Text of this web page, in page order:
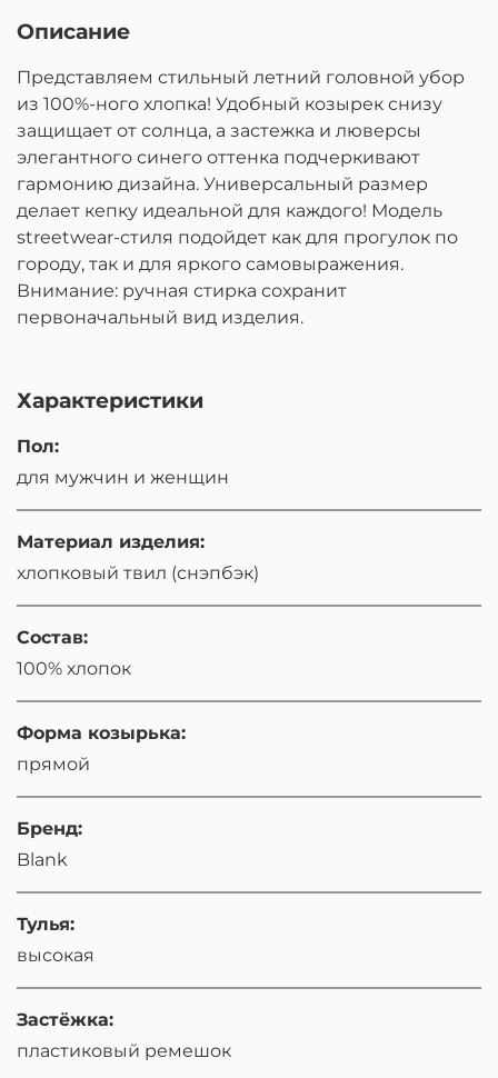
Описание
Представляем стильный летний головной убор
из 100%-ного хлопка! Удобный козырек снизу
защищает от солнца, а застежка и люверсы
элегантного синего оттенка подчеркивают
гармонию дизайна. Универсальный размер
делает кепку идеальной для каждого! Модель
streetwear-стиля подойдет как для прогулок по
городу, так и для яркого самовыражения.
Внимание: ручная стирка сохранит
первоначальный вид изделия.
Характеристики
Пол:
для мужчин и женщин
Материал изделия:
хлопковый твил (снэпбэк)
Состав:
100% хлопок
Форма козырька:
прямой
Бренд:
Blank
Тулья:
высокая
Застёжка:
пластиковый ремешок